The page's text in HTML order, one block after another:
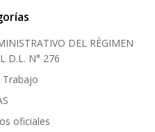
DEL RÈGIMEN
D.L. N° 276
Trabajo
oficiales